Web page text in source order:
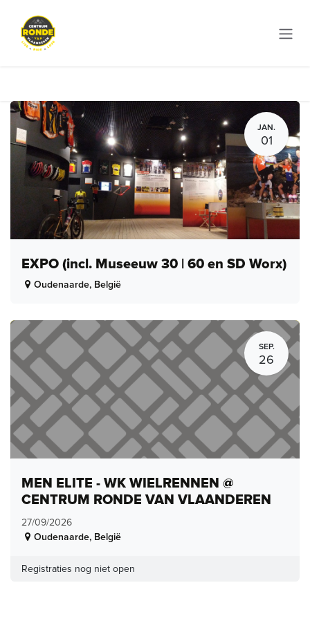
JAN.
01
EXPO (incl. Museeuw 30 | 60 en SD Worx)
Oudenaarde, België
SEP.
26
MEN ELITE - WK WIELRENNEN @
CENTRUM RONDE VAN VLAANDEREN
27/09/2026
Oudenaarde, België
Registraties nog niet open